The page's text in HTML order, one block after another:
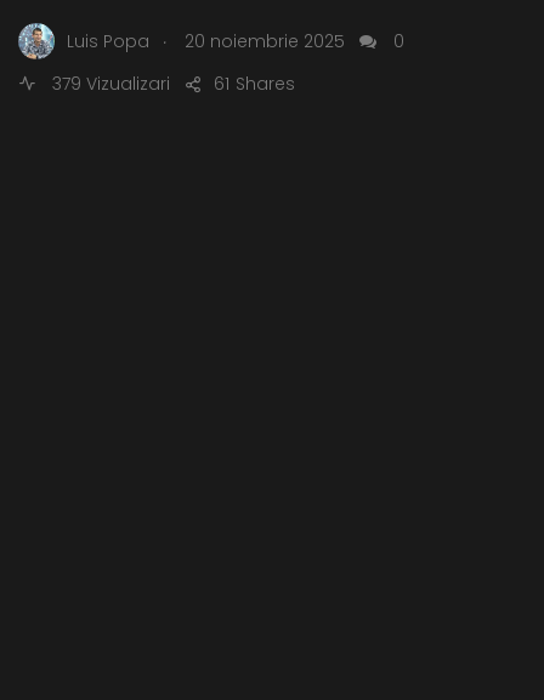
Luis Popa . 20 noiembrie 2025
0
379 Vizualizari
Shares
61